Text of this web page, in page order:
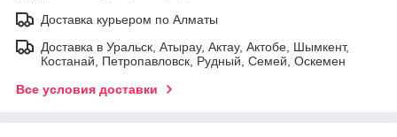
Доставка курьером по Алматы
Доставка в Уральск, Атырау, Актау, Актобе, Шымкент,
Костанай, Петропавловск, Рудный, Семей, Оскемен
Все условия доставки